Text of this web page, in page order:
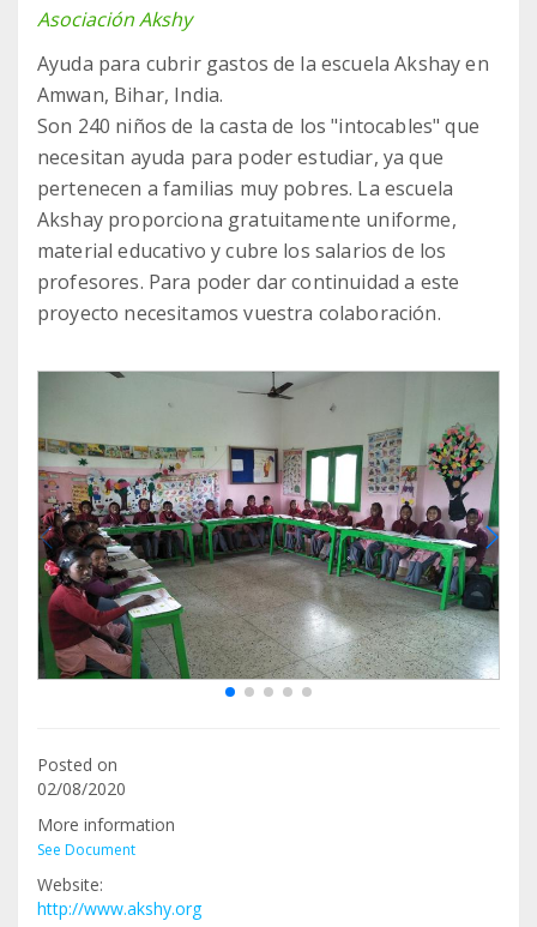
Asociación Akshy
Ayuda para cubrir gastos de la escuela Akshay en
Amwan, Bihar, India.
Son 240 niños de la casta de los "intocables" que
necesitan ayuda para poder estudiar, ya que
pertenecen a familias muy pobres. La escuela
Akshay proporciona gratuitamente uniforme,
material educativo y cubre los salarios de los
profesores. Para poder dar continuidad a este
proyecto necesitamos vuestra colaboración.
Posted on
02/08/2020
More information
See Document
Website:
http://www.akshy.org